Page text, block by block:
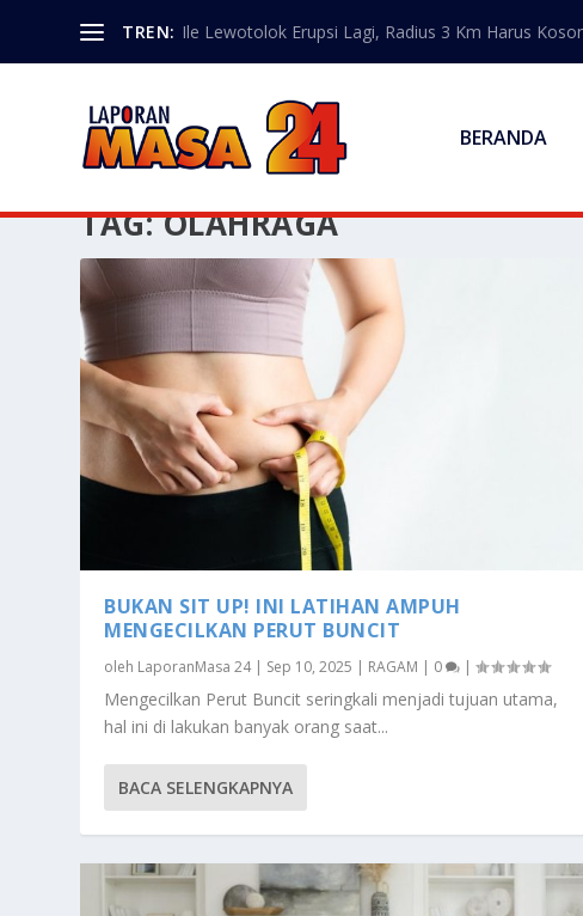
TREN: Ile Lewotolok Erupsi Lagi, Radius 3 Km Harus
BERANDA
TAG:OLAHRAGA
BUKAN SIT UP! INI LATIHAN AMPUH
MENGECILKAN PERUT BUNCIT
oleh LaporanMasa 24| Sep 10, 2025 | RAGAM | 0 |
Mengecilkan Perut Buncit seringkali menjadi tujuan utama,
hal ini di lakukan banyak orang saat...
BACA SELENGKAPNYA